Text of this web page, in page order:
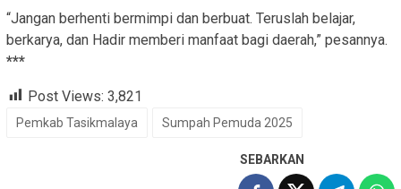
“Jangan berhenti bermimpi dan berbuat. Teruslah belajar,
berkarya, dan Hadir memberi manfaat bagi daerah,” pesannya.
***
Post Views: 3,821
Pemkab Tasikmalaya Sumpah Pemuda 2025
SEBARKAN